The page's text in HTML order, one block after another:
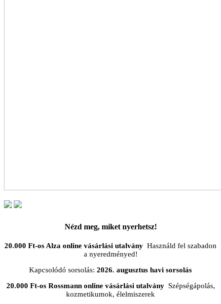
Nézd meg, miket nyerhetsz!
20.000 Ft-os Alza online vásárlási utalvány Használd fel szabadon
a nyeredményed!
Kapcsolódó sorsolás: 2026. augusztus havi sorsolás
20.000 Ft-os Rossmann online vásárlási utalványSzépségápolás,
kozmetikumok, élelmiszerek